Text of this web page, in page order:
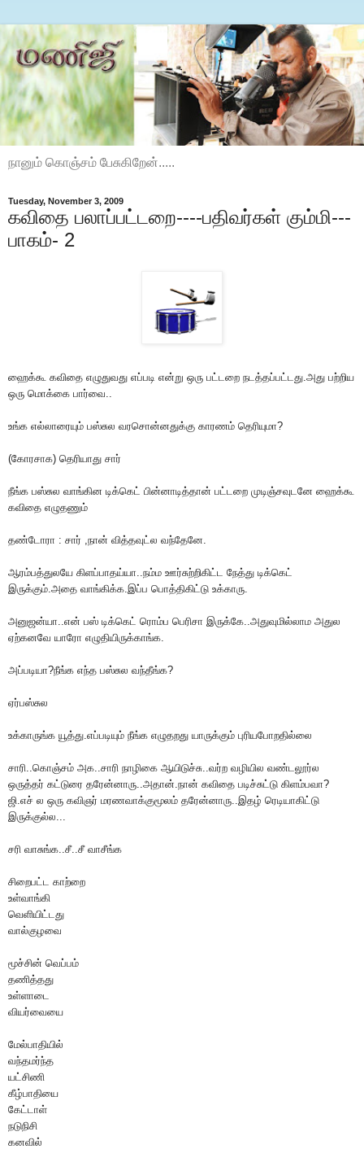
நானும் கொஞ்சம் பேசுகிறேன்.....
Tuesday, November 3, 2009
கவிதை பலாப்பட்டறை----பதிவர்கள் கும்மி---
பாகம்- 2
ஹைக்கூ கவிதை எழுதுவது எப்படி என்று ஒரு பட்டறை நடத்தப்பட்டது.அது பற்றிய
ஒரு மொக்கை பார்வை..
உங்க எல்லாரையும் பஸ்சுல வரசொன்னதுக்கு காரணம் தெரியுமா?
(கோரசாக) தெரியாது சார்
நீங்க பஸ்சுல வாங்கின டிக்கெட் பின்னாடித்தான் பட்டறை முடிஞ்சவுடனே ஹைக்கூ
கவிதை எழுதணும்
தண்டோரா : சார் ,நான் வித்தவுட்ல வந்தேனே.
ஆரம்பத்துலயே கிளப்பாதய்யா..நம்ம ஊர்சுற்றிகிட்ட நேத்து டிக்கெட்
இருக்கும்.அதை வாங்கிக்க.இப்ப பொத்திகிட்டு உக்காரு.
அனுஜன்யா..என் பஸ் டிக்கெட் ரொம்ப பெரிசா இருக்கே..அதுவுமில்லாம அதுல
ஏற்கனவே யாரோ எழுதியிருக்காங்க.
அப்படியா?நீங்க எந்த பஸ்சுல வந்தீங்க?
ஏர்பஸ்சுல
உக்காருங்க யூத்து.எப்படியும் நீங்க எழுதறது யாருக்கும் புரியபோறதில்லை
சாரி..கொஞ்சம் அக..சாரி நாழிகை ஆயிடுச்சு..வர்ற வழியில வண்டலூர்ல
ஒருத்தர் கட்டுரை தரேன்னாரு..அதான்.நான் கவிதை படிச்சுட்டு கிளம்பவா?
ஜி.எச் ல ஒரு கவிஞர் மரணவாக்குமூலம் தரேன்னாரு..இதழ் ரெடியாகிட்டு
இருக்குல்ல...
சரி வாசுங்க..சீ..சீ வாசீங்க
சிறைபட்ட காற்றை
உள்வாங்கி
வெளியிட்டது
வால்குழவை
மூச்சின் வெப்பம்
தணித்தது
உள்ளாடை
வியர்வையை
மேல்பாதியில்
வந்தமர்ந்த
யட்சிணி
கீழ்பாதியை
கேட்டாள்
நடுநிசி
கனவில்